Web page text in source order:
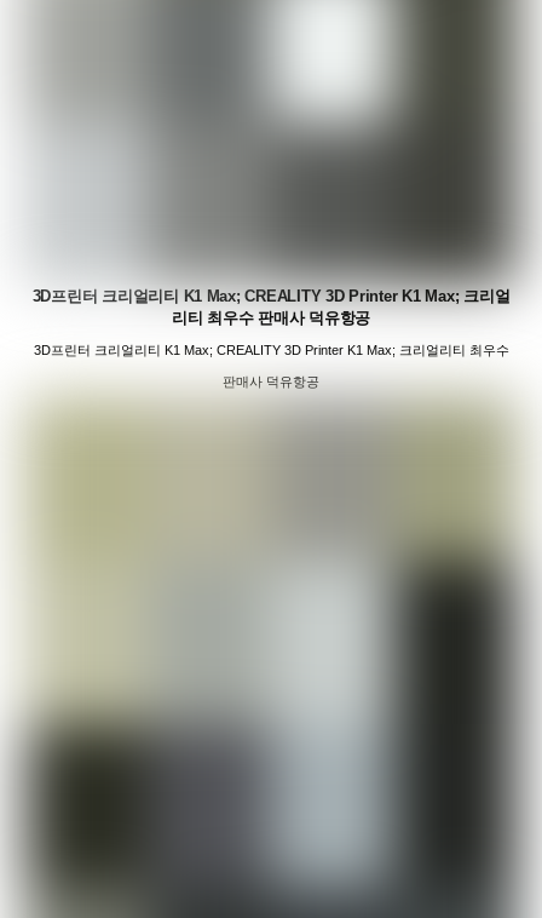
3D프린터 크리얼리티 K1 Max; CREALITY 3D Printer K1 Max; 크리얼
리티 최우수 판매사 덕유항공
3D프린터 크리얼리티 K1 Max; CREALITY 3D Printer K1 Max; 크리얼리티 최우수
판매사 덕유항공